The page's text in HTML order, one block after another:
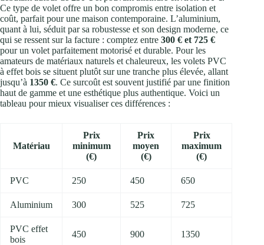
Ce type de volet offre un bon compromis entre isolation et
coût, parfait pour une maison contemporaine. L’aluminium,
quant à lui, séduit par sa robustesse et son design moderne, ce
qui se ressent sur la facture : comptez entre 300 € et 725 €
pour un volet parfaitement motorisé et durable. Pour les
amateurs de matériaux naturels et chaleureux, les volets PVC
à effet bois se situent plutôt sur une tranche plus élevée, allant
jusqu’à 1350 €. Ce surcoût est souvent justifié par une finition
haut de gamme et une esthétique plus authentique. Voici un
tableau pour mieux visualiser ces différences :
Matériau
Prix
minimum
(€)
Prix
moyen
(€)
Prix
maximum
(€)
PVC 250 450 650
Aluminium 300 525 725
PVC effet
bois
450 900 1350